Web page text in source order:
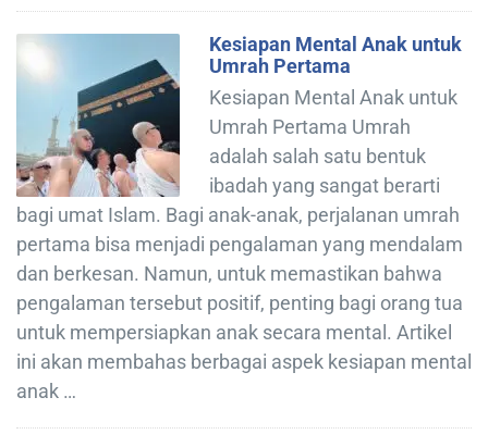
Kesiapan Mental Anak untuk
Umrah Pertama
Kesiapan Mental Anak untuk
Umrah Pertama Umrah
adalah salah satu bentuk
ibadah yang sangat berarti
bagi umat Islam. Bagi anak-anak, perjalanan umrah
pertama bisa menjadi pengalaman yang mendalam
dan berkesan. Namun, untuk memastikan bahwa
pengalaman tersebut positif, penting bagi orang tua
untuk mempersiapkan anak secara mental. Artikel
ini akan membahas berbagai aspek kesiapan mental
anak …